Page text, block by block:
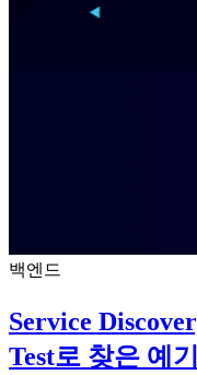
백엔드
Service
Test로 찾은 예